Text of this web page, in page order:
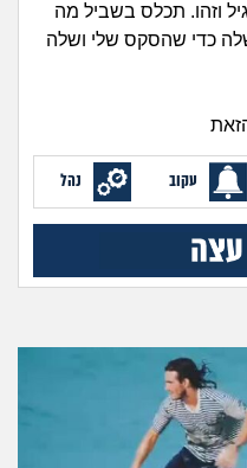
מתבגרים
לימודים וסטודנטים
עבודה וקריירה
חברים ואנשים
מה שעובר עליי
שומרים על הגוף
וזהו. תכלס בשביל מה
כדי שהסקס שלי ושלה
עקוב נהל